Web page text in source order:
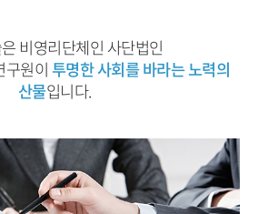
비영리단체인 사단법인
구원이투명한 사회를 바라는 노력의
산물입니다.